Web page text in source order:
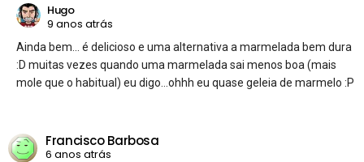
Hugo
9 anos atrás
Ainda bem… é delicioso e uma alternativa a marmelada bem dura
:D muitas vezes quando uma marmelada sai menos boa (mais
mole que o habitual) eu digo…ohhh eu quase geleia de marmelo :P
Francisco Barbosa
6 anos atrás